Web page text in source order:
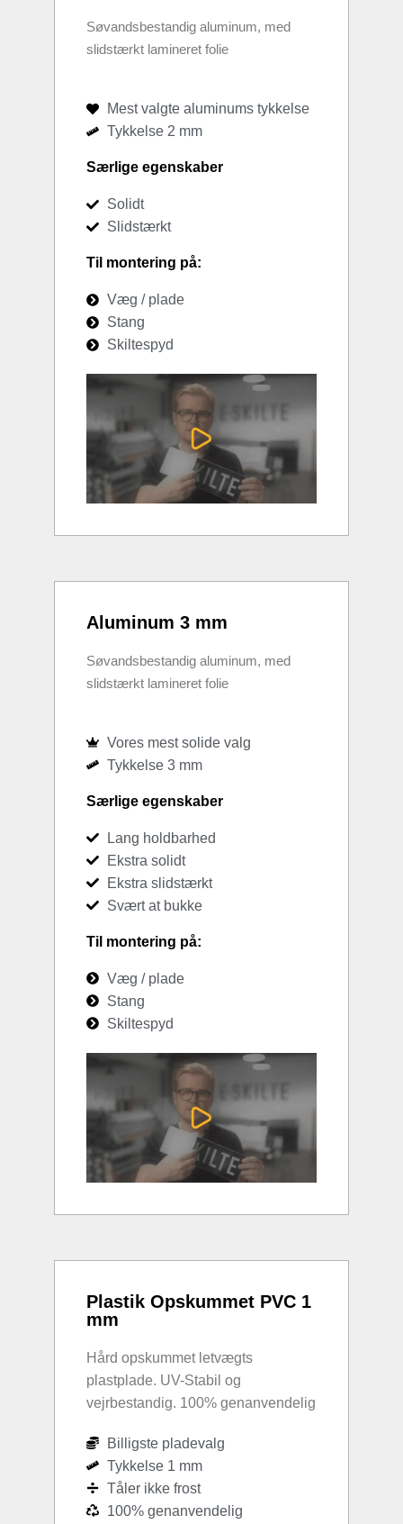
Søvandsbestandig aluminum, med
slidstærkt lamineret folie
Mest valgte aluminums tykkelse
Tykkelse 2 mm
Særlige egenskaber
Solidt
Slidstærkt
Til montering på:
Væg / plade
Stang
Skiltespyd
Aluminum 3 mm
Søvandsbestandig aluminum, med
slidstærkt lamineret folie
Vores mest solide valg
Tykkelse 3 mm
Særlige egenskaber
Lang holdbarhed
Ekstra solidt
Ekstra slidstærkt
Svært at bukke
Til montering på:
Væg / plade
Stang
Skiltespyd
Plastik Opskummet PVC 1
mm
Hård opskummet letvægts
plastplade. UV-Stabil og
vejrbestandig. 100% genanvendelig
Billigste pladevalg
Tykkelse 1 mm
Tåler ikke frost
100% genanvendelig